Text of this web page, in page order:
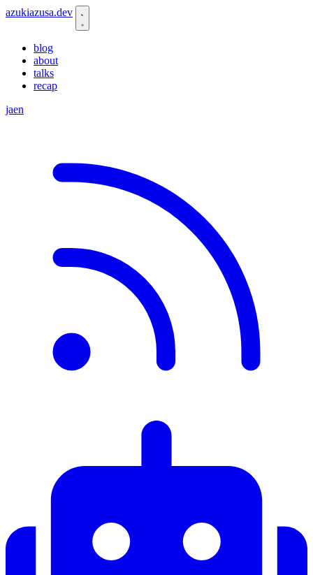
azukiazusa.dev
blog
about
talks
recap
jaen